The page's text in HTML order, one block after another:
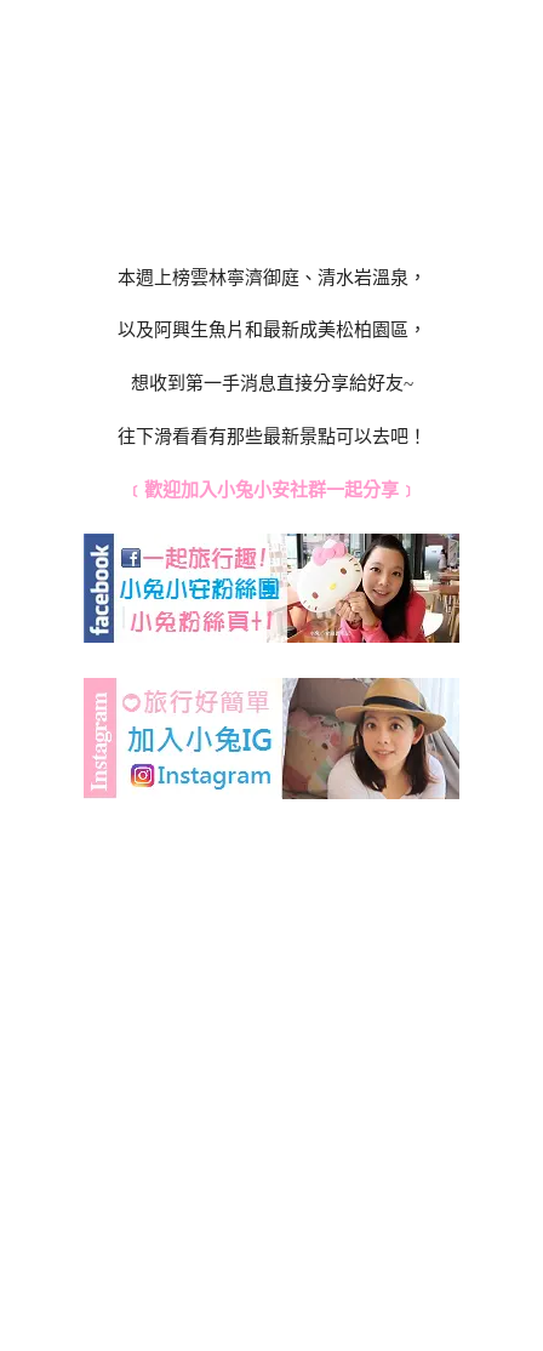
本週上榜雲林寧濟御庭、清水岩溫泉，
以及阿興生魚片和最新成美松柏園區，
想收到第一手消息直接分享給好友~
往下滑看看有那些最新景點可以去吧！
﹝歡迎加入小兔小安社群一起分享﹞